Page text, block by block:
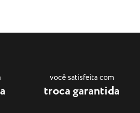
você satisfeita com
troca garantida